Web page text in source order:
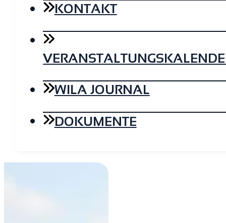
KONTAKT
WILA JOURNAL
DOKUMENTE